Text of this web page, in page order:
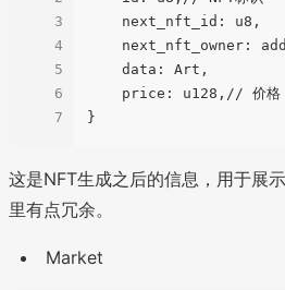
3
4
5
6
7
这是NFT生成之后的信息，用于展
里有点冗余。
Market